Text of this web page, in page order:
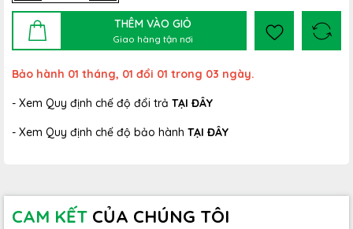
THÊM VÀO GIỎ
Giao hàng tận nơi
Bảo hành 01 tháng, 01 đổi 01 trong 03 ngày.
- Xem Quy định chế độ đổi trả TẠI ĐÂY
- Xem Quy định chế độ bảo hành TẠI ĐÂY
CAM KẾT CỦA CHÚNG TÔI